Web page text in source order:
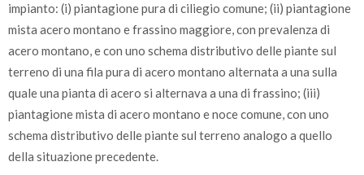
impianto: (i) piantagione pura di ciliegio comune; (ii) piantagione
mista acero montano e frassino maggiore, con prevalenza di
acero montano, e con uno schema distributivo delle piante sul
terreno di una fila pura di acero montano alternata a una sulla
quale una pianta di acero si alternava a una di frassino; (iii)
piantagione mista di acero montano e noce comune, con uno
schema distributivo delle piante sul terreno analogo a quello
della situazione precedente.